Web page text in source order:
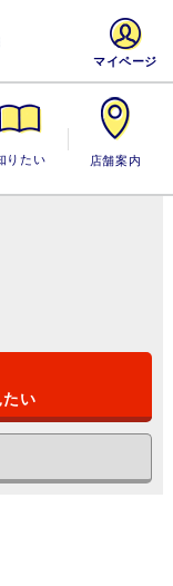
りたい 店舗案内
マイページ
い